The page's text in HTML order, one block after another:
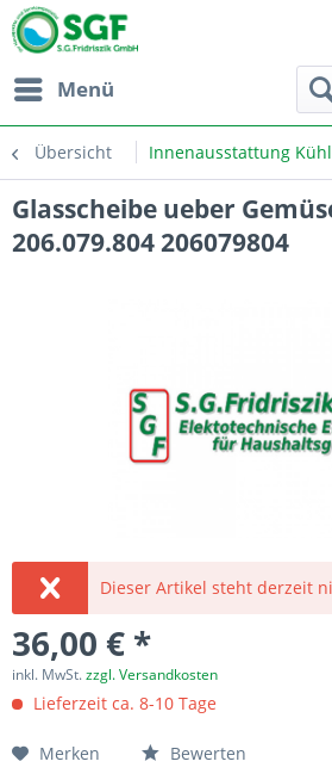
Menü
Übersicht Innenausstattung
Glasscheibe ueber
206.079.804 206079804
Dieser Artikel steht derzeit
36,00 € *
inkl. MwSt.zzgl. Versandkosten
Lieferzeit ca. 8-10 Tage
Merken Bewerten